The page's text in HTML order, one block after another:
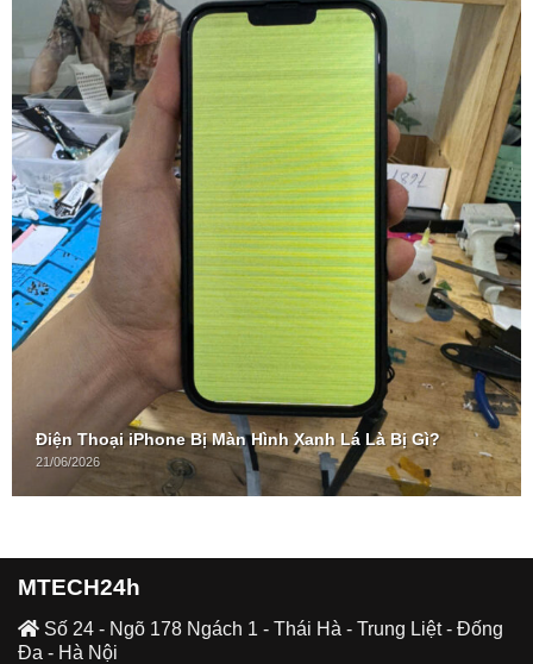
Điện Thoại iPhone Bị Màn Hình Xanh Lá Là Bị Gì?
21/06/2026
MTECH24h
Số 24 - Ngõ 178 Ngách 1 - Thái Hà - Trung Liệt - Đống
Đa - Hà Nội